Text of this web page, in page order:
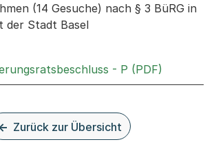
(14 Gesuche) nach § 3 BüRG in
der Stadt Basel
- P (PDF)
Zurück zur Übersicht